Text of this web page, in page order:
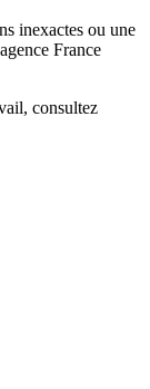
inexactes ou une
France
, consultez